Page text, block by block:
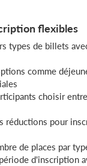
flexibles
types de billets
comme
choisir
réductions pour
de places par
d'inscription